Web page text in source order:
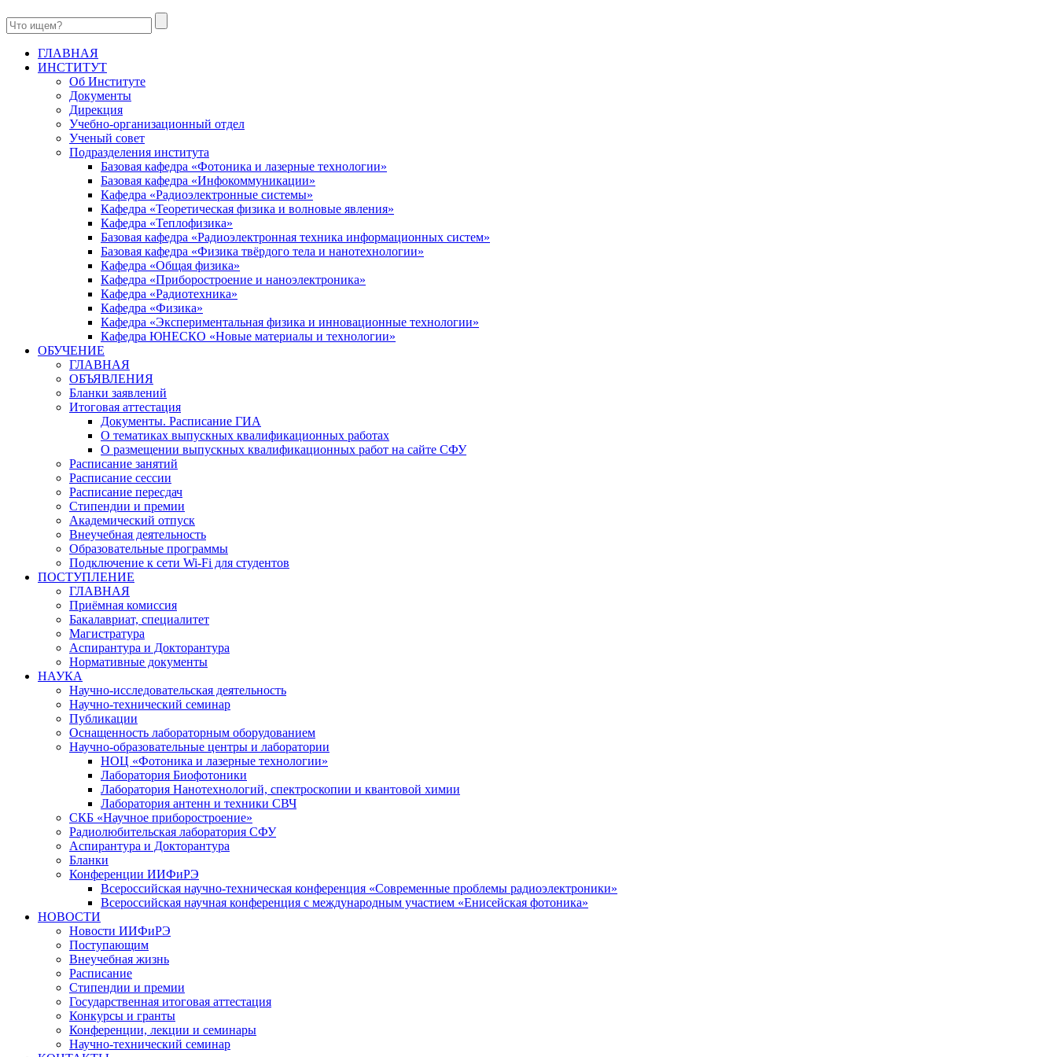
ГЛАВНАЯ
ИНСТИТУТ
Об Институте
Документы
Дирекция
Учебно-организационный отдел
Ученый совет
Подразделения института
Базовая кафедра «Фотоника и лазерные технологии»
Базовая кафедра «Инфокоммуникации»
Кафедра «Радиоэлектронные системы»
Кафедра «Теоретическая физика и волновые явления»
Кафедра «Теплофизика»
Базовая кафедра «Радиоэлектронная техника информационных систем»
Базовая кафедра «Физика твёрдого тела и нанотехнологии»
Кафедра «Общая физика»
Кафедра «Приборостроение и наноэлектроника»
Кафедра «Радиотехника»
Кафедра «Физика»
Кафедра «Экспериментальная физика и инновационные технологии»
Кафедра ЮНЕСКО «Новые материалы и технологии»
ОБУЧЕНИЕ
ГЛАВНАЯ
ОБЪЯВЛЕНИЯ
Бланки заявлений
Итоговая аттестация
Документы. Расписание ГИА
О тематиках выпускных квалификационных работах
О размещении выпускных квалификационных работ на сайте СФУ
Расписание занятий
Расписание сессии
Расписание пересдач
Стипендии и премии
Академический отпуск
Внеучебная деятельность
Образовательные программы
Подключение к сети Wi-Fi для студентов
ПОСТУПЛЕНИЕ
ГЛАВНАЯ
Приёмная комиссия
Бакалавриат, специалитет
Магистратура
Аспирантура и Докторантура
Нормативные документы
НАУКА
Научно-исследовательская деятельность
Научно-технический семинар
Публикации
Оснащенность лабораторным оборудованием
Научно-образовательные центры и лаборатории
НОЦ «Фотоника и лазерные технологии»
Лаборатория Биофотоники
Лаборатория Нанотехнологий, спектроскопии и квантовой химии
Лаборатория антенн и техники СВЧ
СКБ «Научное приборостроение»
Радиолюбительская лаборатория СФУ
Аспирантура и Докторантура
Бланки
Конференции ИИФиРЭ
Всероссийская научно-техническая конференция «Современные проблемы радиоэлектроники»
Всероссийская научная конференция с международным участием «Енисейская фотоника»
НОВОСТИ
Новости ИИФиРЭ
Поступающим
Внеучебная жизнь
Расписание
Стипендии и премии
Государственная итоговая аттестация
Конкурсы и гранты
Конференции, лекции и семинары
Научно-технический семинар